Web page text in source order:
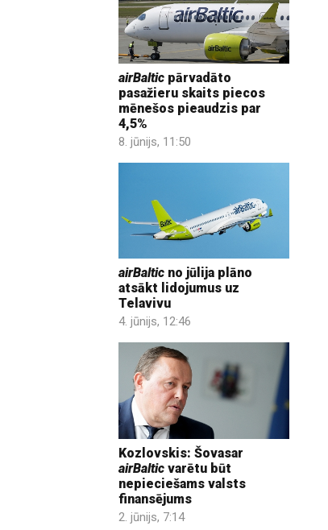
airBaltic pārvadāto
pasažieru skaits piecos
mēnešos pieaudzis par
4,5%
8. jūnijs, 11:50
airBaltic no jūlija plāno
atsākt lidojumus uz
Telavivu
4. jūnijs, 12:46
Kozlovskis: Šovasar
airBaltic varētu būt
nepieciešams valsts
finansējums
2. jūnijs, 7:14